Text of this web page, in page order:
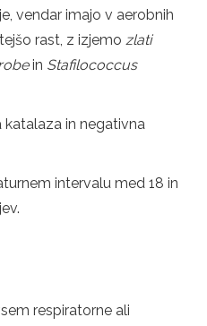
vendar imajo v aerobnih
rast, z izjemo zlati
in Stafilococcus
in negativna
intervalu med 18 in
respiratorne ali